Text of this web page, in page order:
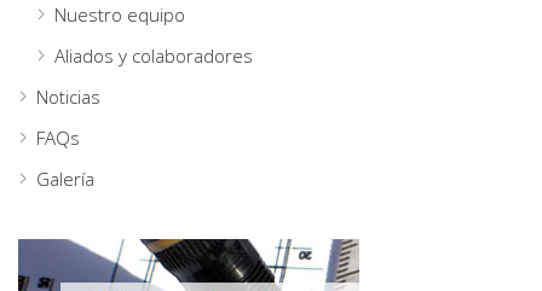
Nuestro equipo
Aliados y colaboradores
Noticias
FAQs
Galería